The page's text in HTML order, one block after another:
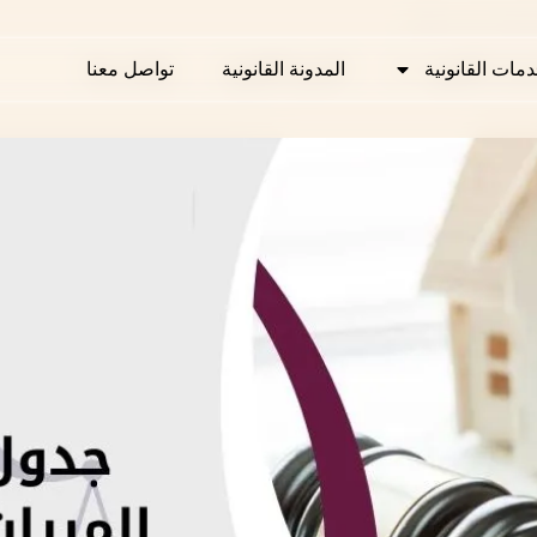
القانونية المدونة القانونية تواصل معنا القانونية المدونة القانونية تواصل معنا